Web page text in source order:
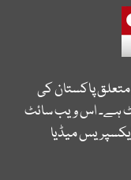
پاکستان کی
ہے۔ اس ویب سائٹ
میڈیا